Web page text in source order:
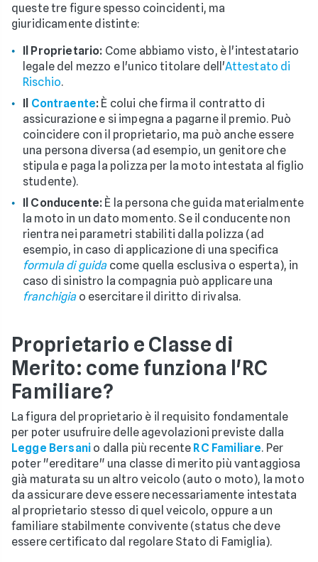
queste tre figure spesso coincidenti, ma
giuridicamente distinte:
Il Proprietario: Come abbiamo visto, è l'intestatario
legale del mezzo e l'unico titolare dell'Attestato di
Rischio.
Il Contraente: È colui che firma il contratto di
assicurazione e si impegna a pagarne il premio. Può
coincidere con il proprietario, ma può anche essere
una persona diversa (ad esempio, un genitore che
stipula e paga la polizza per la moto intestata al figlio
studente).
Il Conducente: È la persona che guida materialmente
la moto in un dato momento. Se il conducente non
rientra nei parametri stabiliti dalla polizza (ad
esempio, in caso di applicazione di una specifica
formula di guidacome quella esclusiva o esperta), in
caso di sinistro la compagnia può applicare una
franchigiao esercitare il diritto di rivalsa.
Proprietario e Classe di
Merito: come funziona l'RC
Familiare?
La figura del proprietario è il requisito fondamentale
per poter usufruire delle agevolazioni previste dalla
Legge Bersani o dalla più recente RC Familiare. Per
poter "ereditare" una classe di merito più vantaggiosa
già maturata su un altro veicolo (auto o moto), la moto
da assicurare deve essere necessariamente intestata
al proprietario stesso di quel veicolo, oppure a un
familiare stabilmente convivente (status che deve
essere certificato dal regolare Stato di Famiglia).